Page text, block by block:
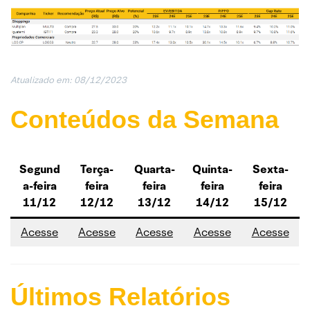
Atualizado em: 08/12/2023
Conteúdos da Semana
Segund
a-feira
11/12
Terça-
feira
12/12
Quarta-
feira
13/12
Quinta-
feira
14/12
Sexta-
feira
15/12
Acesse Acesse Acesse Acesse Acesse
Últimos Relatórios